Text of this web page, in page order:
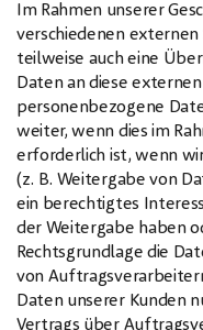
Im Rahmen unserer
verschiedenen
teilweise auch eine
Daten an diese
personenbezogene
weiter, wenn dies im
erforderlich ist, wenn
(z. B. Weitergabe von
ein berechtigtes
der Weitergabe haben
Rechtsgrundlage die
von
Daten unserer Kunden
Vertrags über